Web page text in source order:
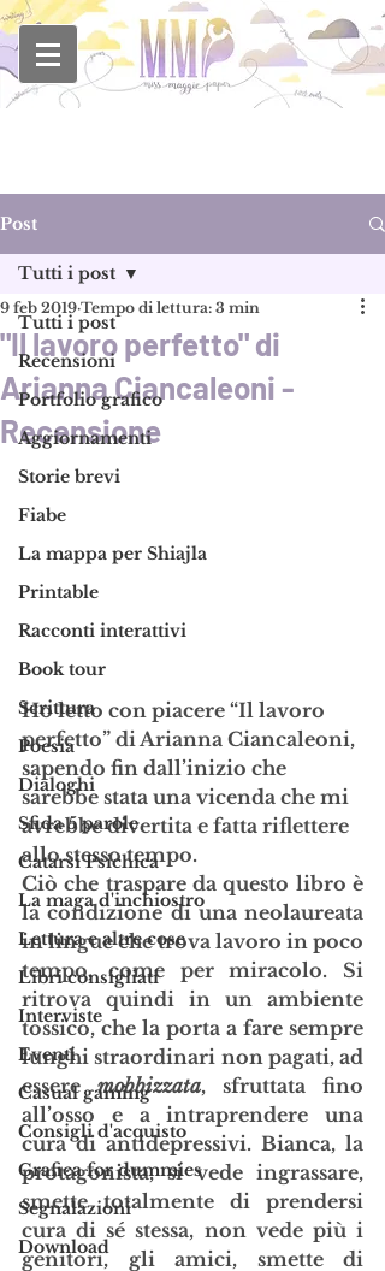
Post
Tutti i post
Recensioni
Portfolio grafico
Aggiornamenti
Storie brevi
Fiabe
La mappa per Shiajla
Printable
Racconti interattivi
Book tour
Scrittura
Poesia
Dialoghi
Sfida 5 parole
Catarsi Psichica
La maga d'inchiostro
Lettura e altre cose
Libri consigliati
Interviste
Eventi
Casual gaming
Consigli d'acquisto
Grafica for dummies
Segnalazioni
Download
Tutti i post
"Il lavoro perfetto" di
Arianna Ciancaleoni -
Recensione
9 feb 2019 Tempo di lettura: 3 min
Ho letto con piacere “Il lavoro
perfetto” di Arianna Ciancaleoni,
sapendo fin dall’inizio che
sarebbe stata una vicenda che mi
avrebbe divertita e fatta riflettere
allo stesso tempo.
Ciò che traspare da questo libro è
la condizione di una neolaureata
in lingue che trova lavoro in poco
tempo, come per miracolo. Si
ritrova quindi in un ambiente
tossico, che la porta a fare sempre
lunghi straordinari non pagati, ad
essere mobbizzata, sfruttata fino
all’osso e a intraprendere una
cura di antidepressivi. Bianca, la
protagonista, si vede ingrassare,
smette totalmente di prendersi
cura di sé stessa, non vede più i
genitori, gli amici, smette di